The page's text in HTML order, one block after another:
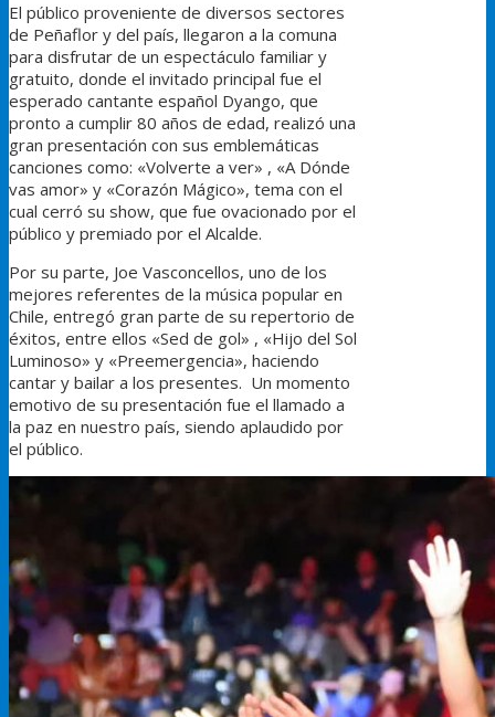
El público proveniente de diversos sectores
de Peñaflor y del país, llegaron a la comuna
para disfrutar de un espectáculo familiar y
gratuito, donde el invitado principal fue el
esperado cantante español Dyango, que
pronto a cumplir 80 años de edad, realizó una
gran presentación con sus emblemáticas
canciones como: «Volverte a ver» , «A Dónde
vas amor» y «Corazón Mágico», tema con el
cual cerró su show, que fue ovacionado por el
público y premiado por el Alcalde.
Por su parte, Joe Vasconcellos, uno de los
mejores referentes de la música popular en
Chile, entregó gran parte de su repertorio de
éxitos, entre ellos «Sed de gol» , «Hijo del Sol
Luminoso» y «Preemergencia», haciendo
cantar y bailar a los presentes. Un momento
emotivo de su presentación fue el llamado a
la paz en nuestro país, siendo aplaudido por
el público.